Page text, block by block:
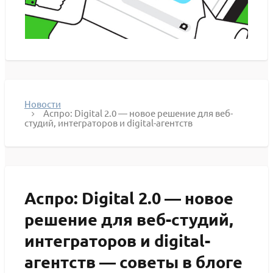
Новости
Аспро: Digital 2.0 — новое решение для веб-
студий, интеграторов и digital-агентств
Аспро: Digital 2.0 — новое
решение для веб-студий,
интеграторов и digital-
агентств — советы в блоге